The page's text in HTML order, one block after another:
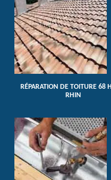
RÉPARATION DE TOITURE 68
RHIN